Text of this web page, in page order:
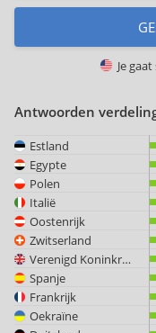
Je
Antwoorden
Estland
Egypte
Polen
Italië
Oostenrijk
Zwitserland
Verenigd Koninkrijk
Spanje
Frankrijk
Oekraïne